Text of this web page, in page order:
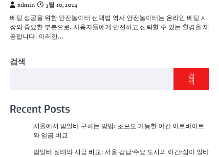
admin
5월 10, 2024
베팅 성공을 위한 안전놀이터 선택법 역사 안전놀이터는 온라인 베팅 시
장의 중요한 부분으로, 사용자들에게 안전하고 신뢰할 수 있는 환경을 제
공합니다. 이러한…
검색
검
색
Recent Posts
서울에서 밤알바 구하는 방법: 초보도 가능한 야간 아르바이트
와 임금 비교
밤알바 실태와 시급 비교: 서울 강남·주요 도시의 야간/심야 알바